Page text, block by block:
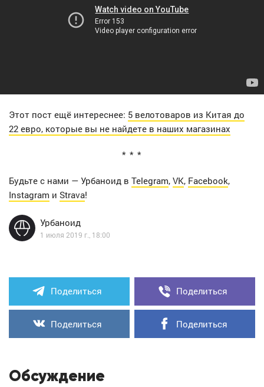
Этот пост ещё интереснее: 5 велотоваров из Китая до
22 евро, которые вы не найдете в наших магазинах
Будьте с нами — Урбаноид в Telegram, VK, Facebook,
Instagram и Strava!
Урбаноид
1 июля 2019 г., 18:00
Поделиться Поделиться
Поделиться Поделиться
Обсуждение